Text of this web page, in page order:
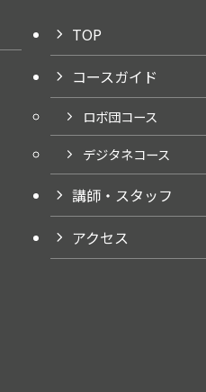
TOP
コースガイド
ロボ団コース
デジタネコース
講師・スタッフ
アクセス